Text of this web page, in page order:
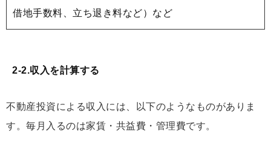
借地手数料、立ち退き料など）など
2-2.収入を計算する
不動産投資による収入には、以下のようなものがありま
す。毎月入るのは家賃・共益費・管理費です。